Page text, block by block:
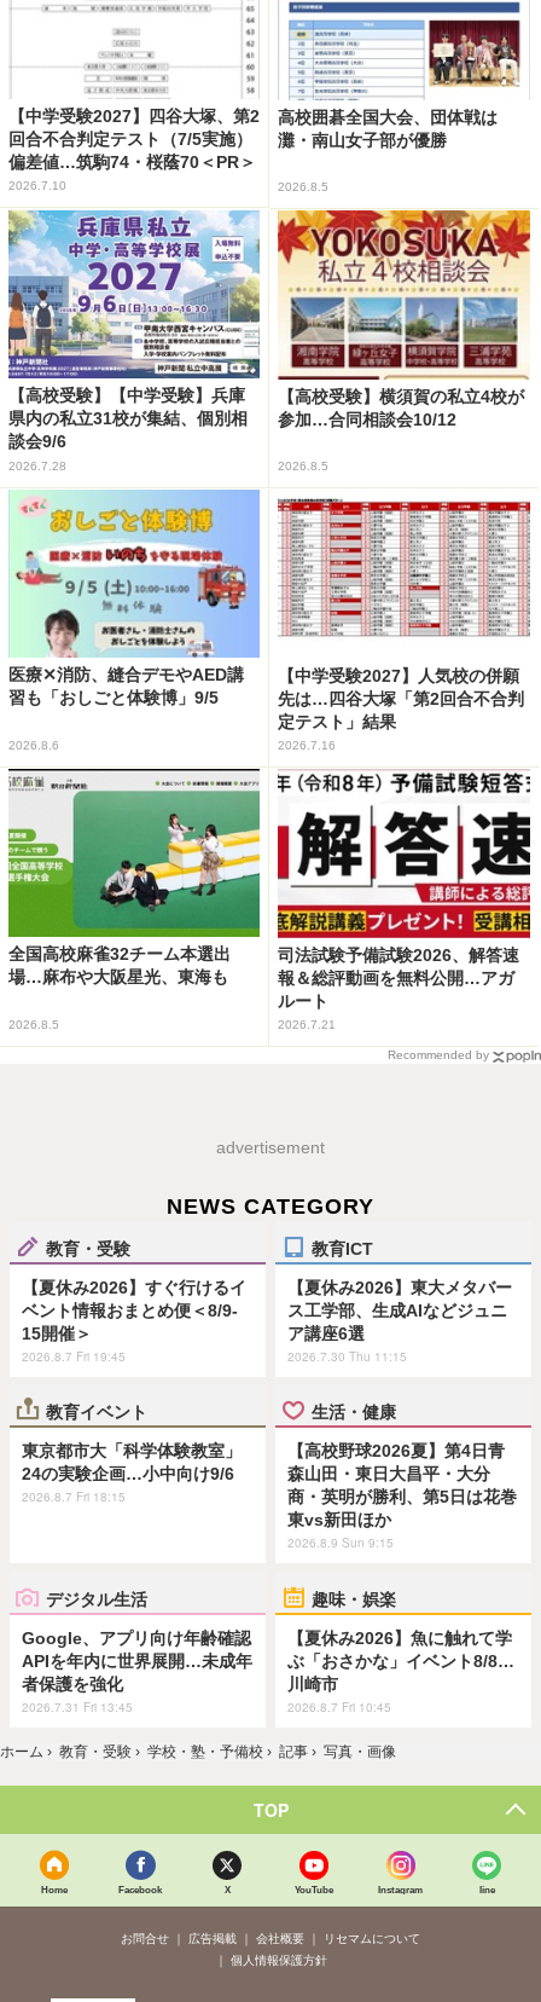
【中学受験2027】四谷大塚、第2
回合不合判定テスト（7/5実施）
偏差値…筑駒74・桜蔭70＜PR＞
2026.7.10
高校囲碁全国大会、団体戦は
灘・南山女子部が優勝
2026.8.5
【高校受験】【中学受験】兵庫
県内の私立31校が集結、個別相
談会9/6
2026.7.28
【高校受験】横須賀の私立4校が
参加…合同相談会10/12
2026.8.5
医療✕消防、縫合デモやAED講
習も「おしごと体験博」9/5
2026.8.6
【中学受験2027】人気校の併願
先は…四谷大塚「第2回合不合判
定テスト」結果
2026.7.16
全国高校麻雀32チーム本選出
場…麻布や大阪星光、東海も
2026.8.5
司法試験予備試験2026、解答速
報＆総評動画を無料公開…アガ
ルート
2026.7.21
Recommended by
advertisement
NEWS CATEGORY
教育・受験
【夏休み2026】すぐ行けるイ
ベント情報おまとめ便＜8/9-
15開催＞
2026.8.7 Fri 19:45
教育ICT
【夏休み2026】東大メタバー
ス工学部、生成AIなどジュニ
ア講座6選
2026.7.30 Thu 11:15
教育イベント
東京都市大「科学体験教室」
24の実験企画…小中向け9/6
2026.8.7 Fri 18:15
生活・健康
【高校野球2026夏】第4日青
森山田・東日大昌平・大分
商・英明が勝利、第5日は花巻
東vs新田ほか
2026.8.9 Sun 9:15
デジタル生活
Google、アプリ向け年齢確認
APIを年内に世界展開…未成年
者保護を強化
2026.7.31 Fri 13:45
趣味・娯楽
【夏休み2026】魚に触れて学
ぶ「おさかな」イベント8/8…
川崎市
2026.8.7 Fri 10:45
ホーム › 教育・受験 › 学校・塾・予備校 › 記事 › 写真・画像
TOP
Home Facebook X YouTube Instagram line
お問合せ 広告掲載 会社概要
リセマムについて
個人情報保護方針